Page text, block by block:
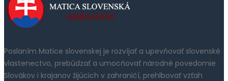
Poslaním Matice slovenskej je rozvíjať a upevňovať slovenské
vlastenectvo, prebúdzať a umocňovať národné povedomie
Slovákov i krajanov žijúcich v zahraničí, prehlbovať vzťah